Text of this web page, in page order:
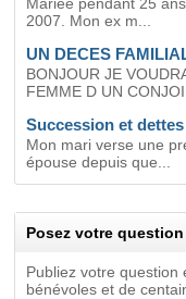
2007. Mon ex m...
UN DECES
BONJOUR JE
FEMME D UN
Succession et dettes
Mon mari verse une
épouse depuis que...
Posez votre
Publiez votre
bénévoles et de